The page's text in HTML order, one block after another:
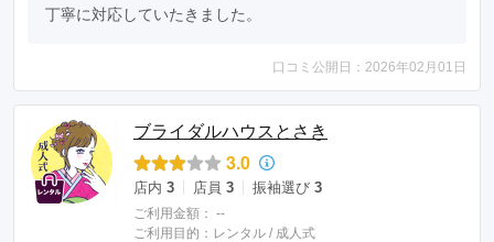
丁寧に対応していたきました。
口コミ公開日：2026年02月01日
ブライダルハウスとさき
3.0
店内 3 店員 3 振袖選び 3
ご利用金額： --
ご利用目的： レンタル / 成人式